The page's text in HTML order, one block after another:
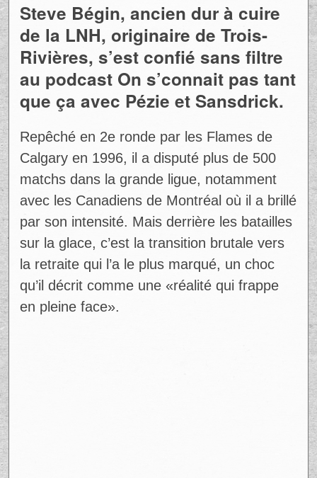
Steve Bégin, ancien dur à cuire
de la LNH, originaire de Trois-
Rivières, s’est confié sans filtre
au podcast On s’connait pas tant
que ça avec Pézie et Sansdrick.
Repêché en 2e ronde par les Flames de
Calgary en 1996, il a disputé plus de 500
matchs dans la grande ligue, notamment
avec les Canadiens de Montréal où il a brillé
par son intensité. Mais derrière les batailles
sur la glace, c’est la transition brutale vers
la retraite qui l’a le plus marqué, un choc
qu’il décrit comme une «réalité qui frappe
en pleine face».